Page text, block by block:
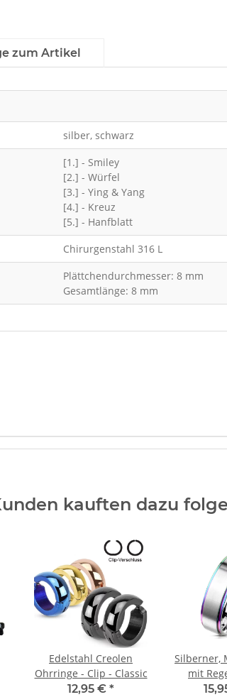
zum Artikel
silber, schwarz
[1.] - Smiley
[2.] - Würfel
[3.] - Ying & Yang
[4.] - Kreuz
[5.] - Hanfblatt
Chirurgenstahl 316 L
Plättchendurchmesser: 8 mm
Gesamtlänge: 8 mm
kauften dazu
Edelstahl Creolen
Ohrringe - Clip - Classic
12,95 € *
Silberner,
mit